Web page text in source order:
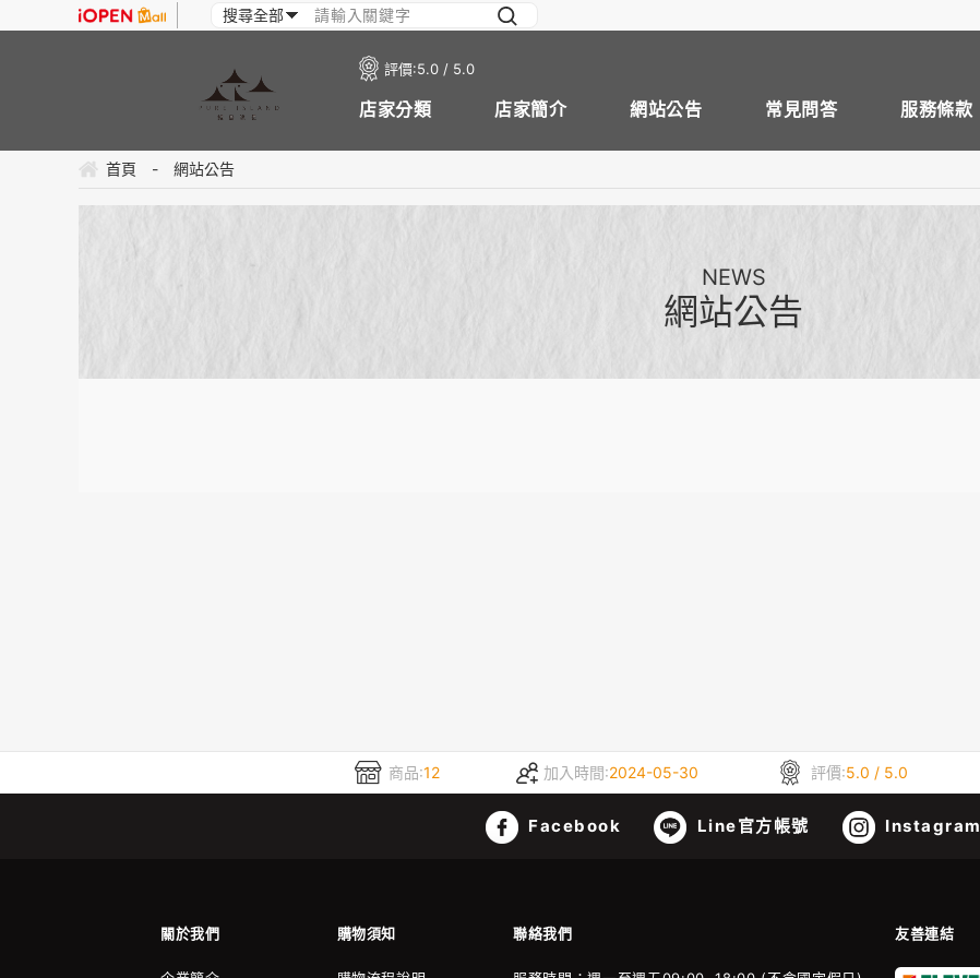
評價:5.0 / 5.0
店家分類 店家簡介 網站公告 常見問答 服務條款
首頁 - 網站公告
NEWS
網站公告
商品:12 加入時間:2024-05-30 評價:5.0 / 5.0
Facebook Line官方帳號 Instagram
關於我們 購物須知 聯絡我們 友善連結